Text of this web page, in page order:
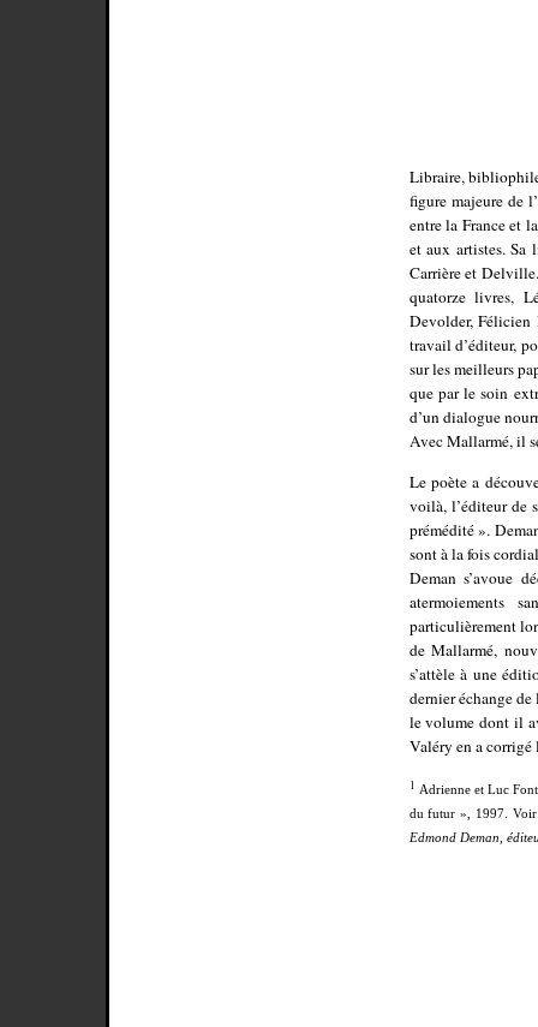
Libraire,
figure majeure de
entre la France et
et aux artistes. Sa
Carrière et
quatorze livres,
Devolder,
travail d’éditeur,
sur les meilleurs
que par le soin
d’un dialogue
Avec Mallarmé, il
Le poète a
voilà, l’éditeur de
prémédité ».
sont à la fois
Deman s’avoue
atermoiements
particulièrement
de Mallarmé,
s’attèle à une
dernier échange
le volume dont il
Valéry en a corrigé
1 Adrienne et Luc
du futur », 1997. Voir
Edmond Deman,